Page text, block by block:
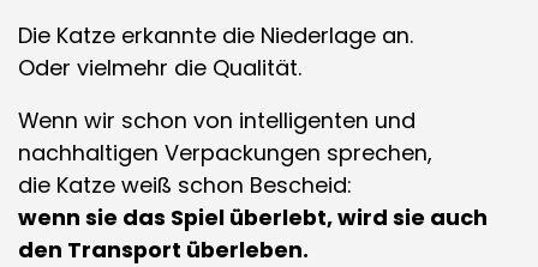
Die Katze erkannte die Niederlage an.
Oder vielmehr die Qualität.
Wenn wir schon von intelligenten und
nachhaltigen Verpackungen sprechen,
die Katze weiß schon Bescheid:
wenn sie das Spiel überlebt, wird sie auch
den Transport überleben.